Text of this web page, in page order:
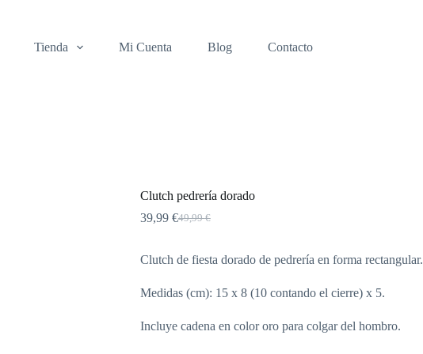
Tienda Mi Cuenta Blog Contacto
Clutch pedrería dorado
49,99€
El
original
era:
39,99 €El
actual
es:
Clutch de fiesta dorado de pedrería en forma rectangular.
Medidas (cm): 15 x 8 (10 contando el cierre) x 5.
Incluye cadena en color oro para colgar del hombro.